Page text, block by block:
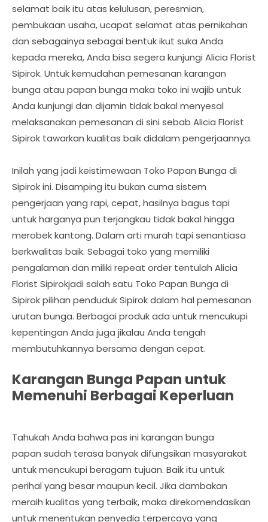
selamat baik itu atas kelulusan, peresmian,
pembukaan usaha, ucapat selamat atas pernikahan
dan sebagainya sebagai bentuk ikut suka Anda
kepada mereka, Anda bisa segera kunjungi Alicia Florist
Sipirok. Untuk kemudahan pemesanan karangan
bunga atau papan bunga maka toko ini wajib untuk
Anda kunjungi dan dijamin tidak bakal menyesal
melaksanakan pemesanan di sini sebab Alicia Florist
Sipirok tawarkan kualitas baik didalam pengerjaannya.
Inilah yang jadi keistimewaan Toko Papan Bunga di
Sipirok ini. Disamping itu bukan cuma sistem
pengerjaan yang rapi, cepat, hasilnya bagus tapi
untuk harganya pun terjangkau tidak bakal hingga
merobek kantong. Dalam arti murah tapi senantiasa
berkwalitas baik. Sebagai toko yang memiliki
pengalaman dan miliki repeat order tentulah Alicia
Florist Sipirokjadi salah satu Toko Papan Bunga di
Sipirok pilihan penduduk Sipirok dalam hal pemesanan
urutan bunga. Berbagai produk ada untuk mencukupi
kepentingan Anda juga jikalau Anda tengah
membutuhkannya bersama dengan cepat.
Karangan Bunga Papan untuk
Memenuhi Berbagai Keperluan
Tahukah Anda bahwa pas ini karangan bunga
papan sudah terasa banyak difungsikan masyarakat
untuk mencukupi beragam tujuan. Baik itu untuk
perihal yang besar maupun kecil. Jika dambakan
meraih kualitas yang terbaik, maka direkomendasikan
untuk menentukan penyedia terpercaya yang